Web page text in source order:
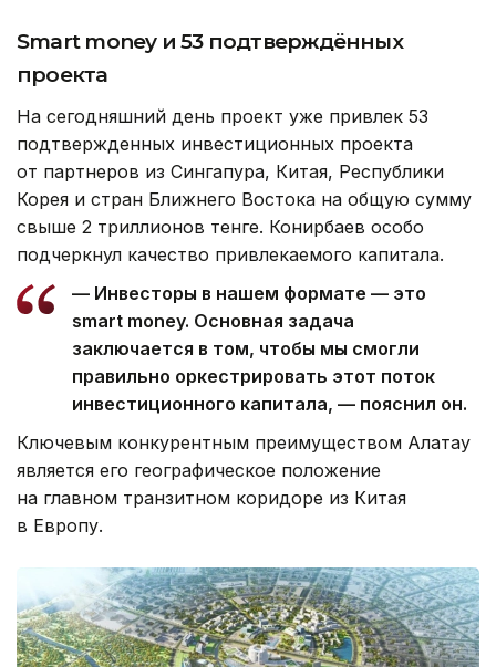
Smart money и 53 подтверждённых
проекта
На сегодняшний день проект уже привлек 53
подтвержденных инвестиционных проекта
от партнеров из Сингапура, Китая, Республики
Корея и стран Ближнего Востока на общую сумму
свыше 2 триллионов тенге. Конирбаев особо
подчеркнул качество привлекаемого капитала.
— Инвесторы в нашем формате — это
smart money. Основная задача
заключается в том, чтобы мы смогли
правильно оркестрировать этот поток
инвестиционного капитала, — пояснил он.
Ключевым конкурентным преимуществом Алатау
является его географическое положение
на главном транзитном коридоре из Китая
в Европу.